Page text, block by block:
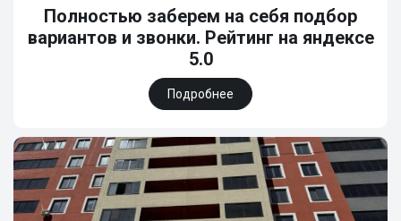
Полностью заберем на себя подбор
вариантов и звонки. Рейтинг на яндексе
5.0
Подробнее